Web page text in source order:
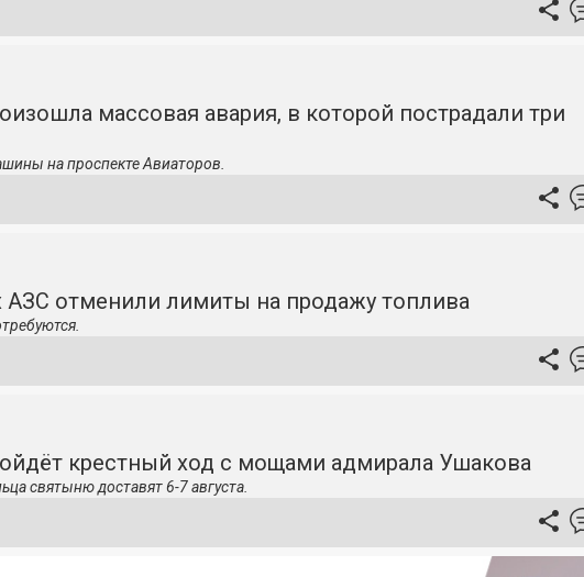
массовая авария, в которой пострадали три
на проспекте Авиаторов.
АЗС отменили лимиты на продажу топлива
крестный ход с мощами адмирала Ушакова
святыню доставят 6-7 августа.